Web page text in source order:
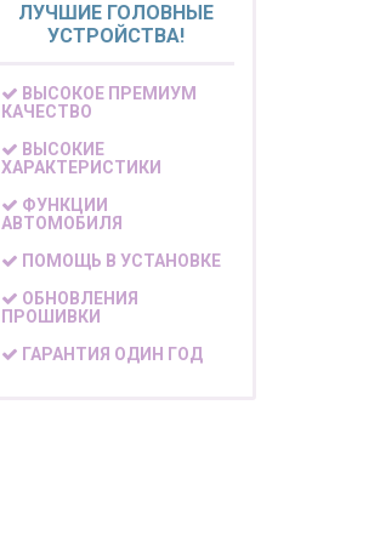
ЛУЧШИЕ ГОЛОВНЫЕ
УСТРОЙСТВА!
ВЫСОКОЕ ПРЕМИУМ
КАЧЕСТВО
ВЫСОКИЕ
ХАРАКТЕРИСТИКИ
ФУНКЦИИ
АВТОМОБИЛЯ
ПОМОЩЬ В УСТАНОВКЕ
ОБНОВЛЕНИЯ
ПРОШИВКИ
ГАРАНТИЯ ОДИН ГОД